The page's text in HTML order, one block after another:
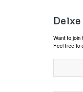
Want to join
Feel free to